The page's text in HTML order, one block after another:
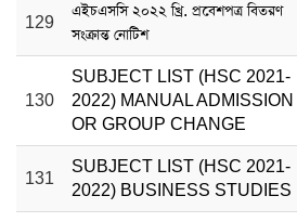
129
এইচএসসি ২০২২ খ্রি. প্রবেশপত্র বিতরণ
সংক্রান্ত নোটিশ
130
SUBJECT LIST (HSC 2021-
2022) MANUAL ADMISSION
OR GROUP CHANGE
131
SUBJECT LIST (HSC 2021-
2022) BUSINESS STUDIES